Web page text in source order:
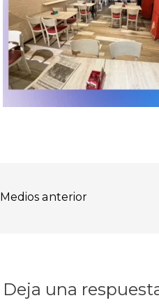
Medios anterior
Deja una